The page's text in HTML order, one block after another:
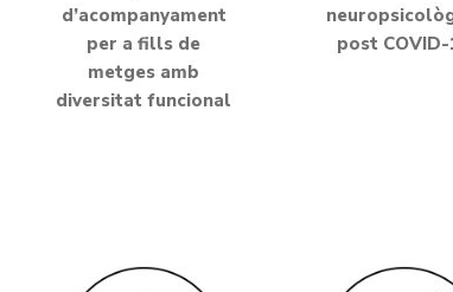
d’acompanyament
per a fills de
metges amb
diversitat funcional
post